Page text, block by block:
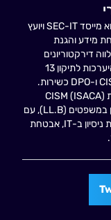
עידן צברי הוא מייסד SEC-IT ויועץ
מידע והגנת
דירקטוריונים
והנהלות בהיערכות לתיקון 13
ובשירותי CISO ו-DPO כשירות.
בעל הסמכת CISM (ISACA)
ותואר ראשון במשפטים (LL.B), עם
מעל 15 שנות ניסיון ב-IT, אבטחת